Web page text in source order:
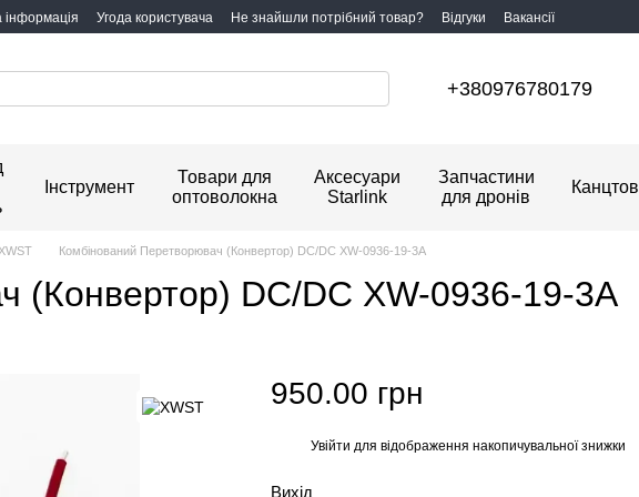
інформація Угода користувача Не знайшли потрібний товар? Відгуки Вакансії
+380976780179
Інструмент
Товари для
оптоволокна
Аксесуари
Starlink
Запчастини
для дронів
Комбінований Перетворювач (Конвертор) DC/DC XW-0936-19-3A
(Конвертор) DC/DC XW-0936-19-3A
950.00 грн
Увійти для відображення накопичувальної знижки
Вихід